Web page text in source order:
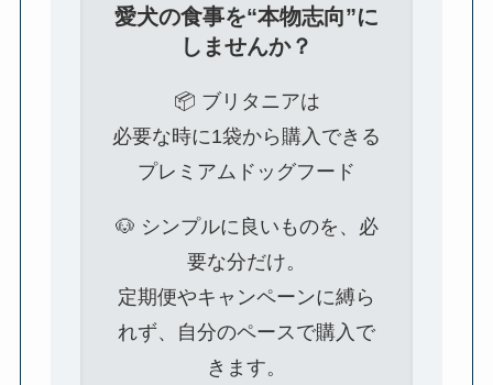
愛犬の食事を“本物志向”に
しませんか？
📦 ブリタニアは
必要な時に1袋から購入できる
プレミアムドッグフード
🐶 シンプルに良いものを、必
要な分だけ。
定期便やキャンペーンに縛ら
れず、自分のペースで購入で
きます。